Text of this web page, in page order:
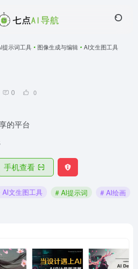
提示词工具 • 图像生成与编辑 • AI文生图工具
0 0
的平台
手机查看
AI文生图工具 # AI提示词
# AI绘画